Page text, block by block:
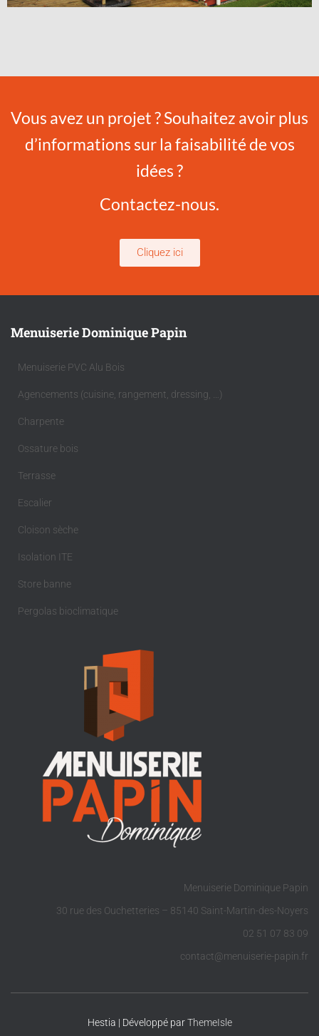
Vous avez un projet ? Souhaitez avoir plus
d’informations sur la faisabilité de vos
idées ?
Contactez-nous.
Cliquez ici
Menuiserie Dominique Papin
Menuiserie PVC Alu Bois
Agencements (cuisine, rangement, dressing, …)
Charpente
Ossature bois
Terrasse
Escalier
Cloison sèche
Isolation ITE
Store banne
Pergolas bioclimatique
Menuiserie Dominique Papin
30 rue des Ouchetteries – 85140 Saint-Martin-des-Noyers
02 51 07 83 09
contact@menuiserie-papin.fr
Hestia | Développé parThemeIsle